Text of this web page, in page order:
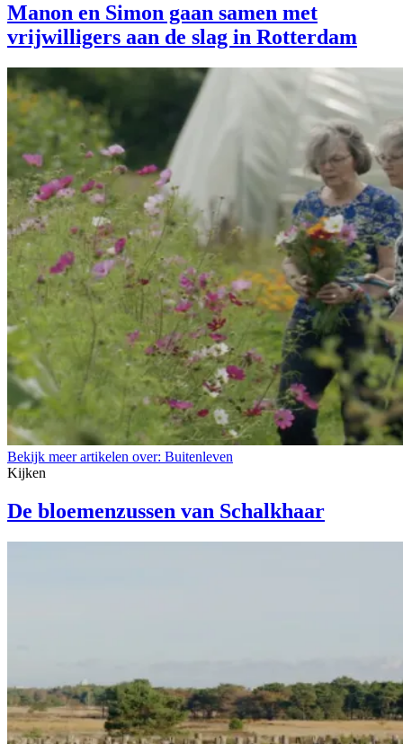
Manon en Simon gaan samen met
vrijwilligers aan de slag in Rotterdam
Bekijk meer artikelen over: Buitenleven
Kijken
De bloemenzussen van Schalkhaar